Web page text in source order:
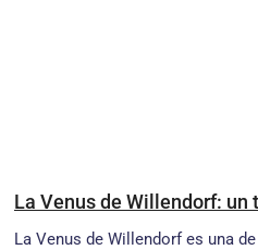
La Venus de Willendorf:
La Venus de Willendorf es una